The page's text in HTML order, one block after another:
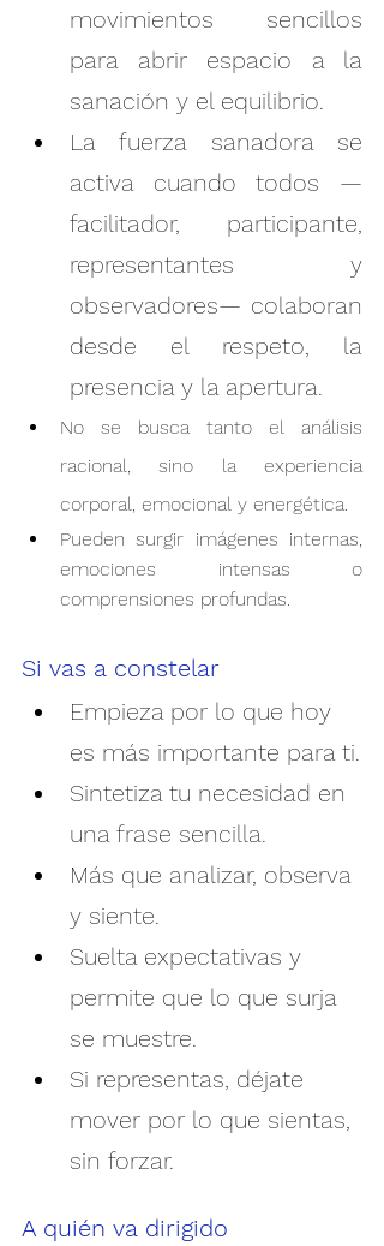
movimientos sencillos
para abrir espacio a la
sanación y el equilibrio.
La fuerza sanadora se
activa cuando todos —
facilitador, participante,
representantes y
observadores— colaboran
desde el respeto, la
presencia y la apertura.
No se busca tanto el análisis
racional, sino la experiencia
corporal, emocional y energética.
Pueden surgir imágenes internas,
emociones intensas o
comprensiones profundas.
Si vas a constelar
Empieza por lo que hoy
es más importante para ti.
Sintetiza tu necesidad en
una frase sencilla.
Más que analizar, observa
y siente.
Suelta expectativas y
permite que lo que surja
se muestre.
Si representas, déjate
mover por lo que sientas,
sin forzar.
A quién va dirigido